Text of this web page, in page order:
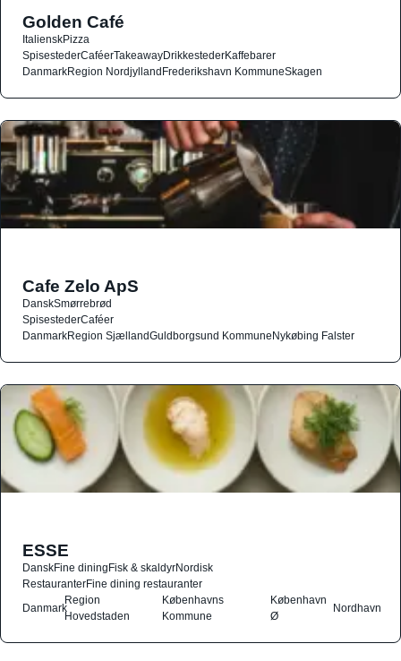
Golden Café
ItalienskPizza
SpisestederCaféerTakeawayDrikkestederKaffebarer
DanmarkRegion NordjyllandFrederikshavn KommuneSkagen
Cafe Zelo ApS
DanskSmørrebrød
SpisestederCaféer
DanmarkRegion SjællandGuldborgsund KommuneNykøbing Falster
ESSE
DanskFine diningFisk & skaldyrNordisk
RestauranterFine dining restauranter
Danmark
Region
Hovedstaden
Københavns
Kommune
København
Ø
Nordhavn